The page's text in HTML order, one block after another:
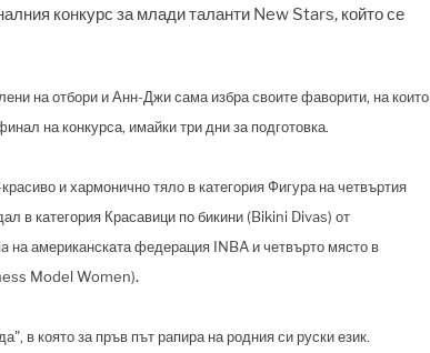
конкурс за млади таланти New Stars, който се
на отбори и Анн-Джи сама избра своите фаворити, на които
на конкурса, имайки три дни за подготовка.
и хармонично тяло в категория Фигура на четвъртия
в категория Красавици по бикини (Bikini Divas) от
на американската федерация INBA и четвърто място в
Model Women).
в която за пръв път рапира на родния си руски език.